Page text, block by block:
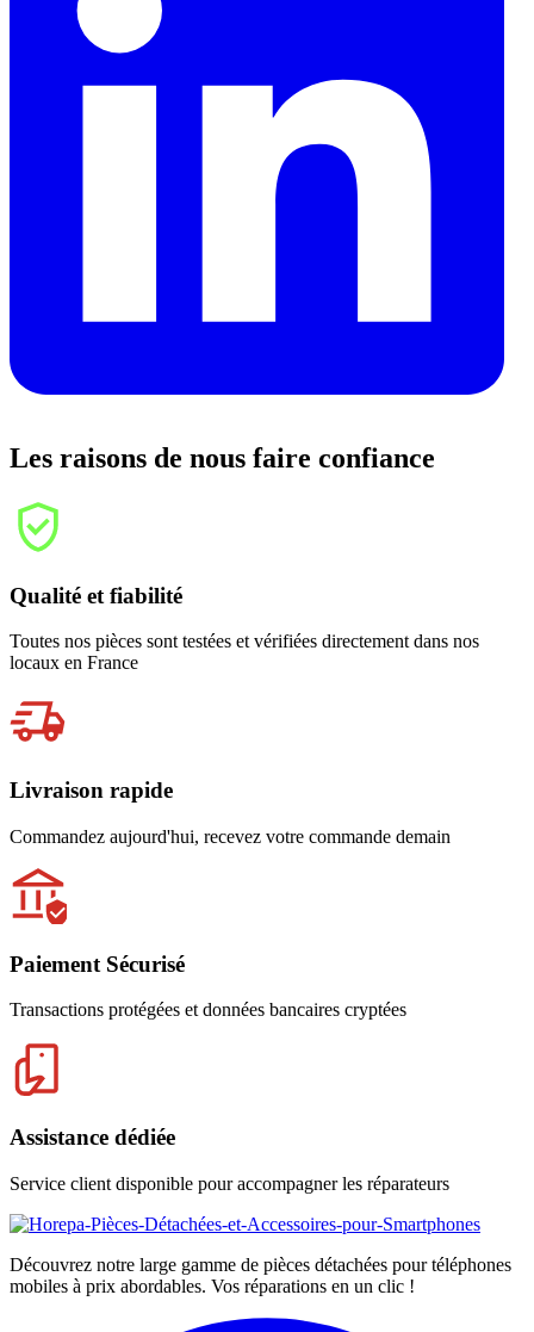
Les raisons de nous faire confiance
Qualité et fiabilité
Toutes nos pièces sont testées et vérifiées directement dans nos
locaux en France
Livraison rapide
Commandez aujourd'hui, recevez votre commande demain
Paiement Sécurisé
Transactions protégées et données bancaires cryptées
Assistance dédiée
Service client disponible pour accompagner les réparateurs
Découvrez notre large gamme de pièces détachées pour téléphones
mobiles à prix abordables. Vos réparations en un clic !